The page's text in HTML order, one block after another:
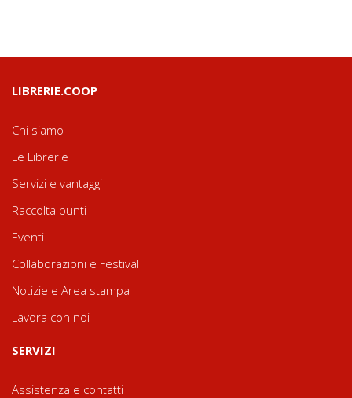
LIBRERIE.COOP
Chi siamo
Le Librerie
Servizi e vantaggi
Raccolta punti
Eventi
Collaborazioni e Festival
Notizie e Area stampa
Lavora con noi
SERVIZI
Assistenza e contatti